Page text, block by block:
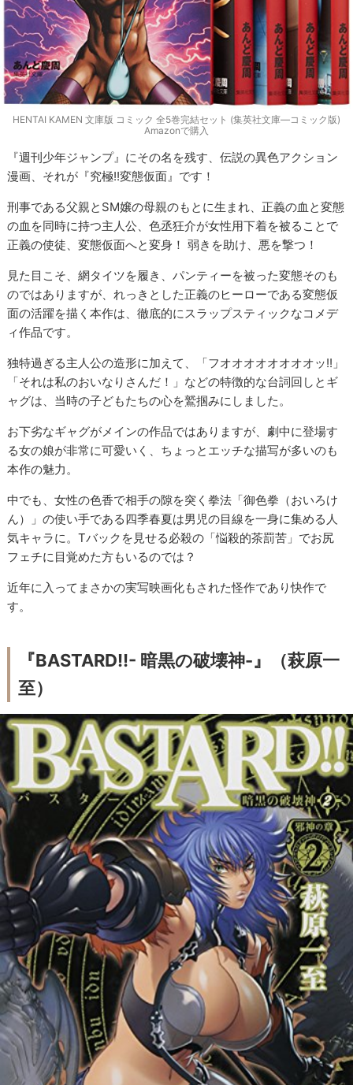
HENTAI KAMEN 文庫版 コミック 全5巻完結セット (集英社文庫―コミック版)
Amazonで購入
『週刊少年ジャンプ』にその名を残す、伝説の異色アクション
漫画、それが『究極!!変態仮面』です！
刑事である父親とSM嬢の母親のもとに生まれ、正義の血と変態
の血を同時に持つ主人公、色丞狂介が女性用下着を被ることで
正義の使徒、変態仮面へと変身！ 弱きを助け、悪を撃つ！
見た目こそ、網タイツを履き、パンティーを被った変態そのも
のではありますが、れっきとした正義のヒーローである変態仮
面の活躍を描く本作は、徹底的にスラップスティックなコメデ
ィ作品です。
独特過ぎる主人公の造形に加えて、「フオオオオオオオオッ!!」
「それは私のおいなりさんだ！」などの特徴的な台詞回しとギ
ャグは、当時の子どもたちの心を鷲掴みにしました。
お下劣なギャグがメインの作品ではありますが、劇中に登場す
る女の娘が非常に可愛いく、ちょっとエッチな描写が多いのも
本作の魅力。
中でも、女性の色香で相手の隙を突く拳法「御色拳（おいろけ
ん）」の使い手である四季春夏は男児の目線を一身に集める人
気キャラに。Tバックを見せる必殺の「悩殺的茶罰苦」でお尻
フェチに目覚めた方もいるのでは？
近年に入ってまさかの実写映画化もされた怪作であり快作で
す。
『BASTARD!!- 暗黒の破壊神-』（萩原一
至）